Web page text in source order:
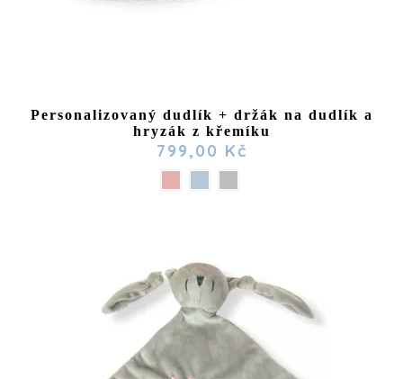
Personalizovaný dudlík + držák na dudlík a
hryzák z křemíku
799,00 Kč